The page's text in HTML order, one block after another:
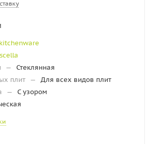
—
Стеклянная
плит —
Для всех видов плит
—
С узором